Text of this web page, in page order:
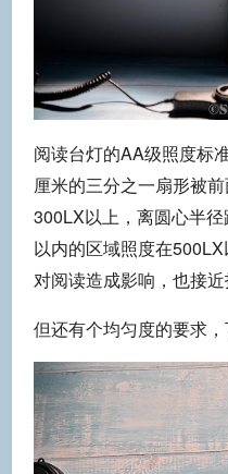
阅读台灯的AA级照度标
厘米的三分之一扇形被
300LX以上，离圆心半
以内的区域照度在
对阅读造成影响，也接近
但还有个均匀度的要求，